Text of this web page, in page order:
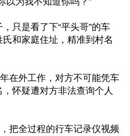
只是看了下“平头哥”的车
和家庭住址，精准到村名
在外工作，对方不可能凭车
怀疑遭对方非法查询个人
把全过程的行车记录仪视频